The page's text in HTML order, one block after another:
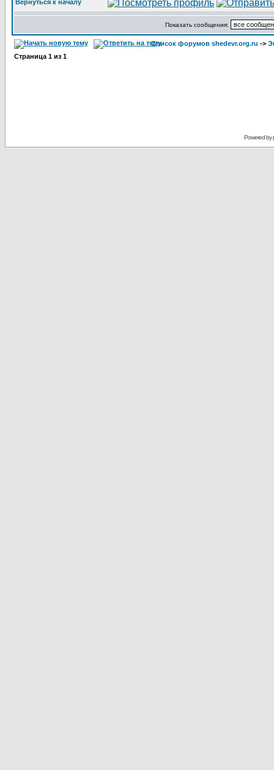
Вернуться к началу
Показать сообщения:
Список форумов shedevr.org.ru ->
Страница 1 из 1
Powered by